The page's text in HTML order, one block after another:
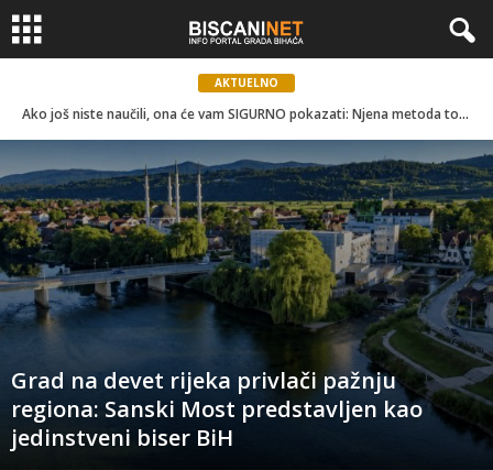
AKTUELNO
Ako još niste naučili, ona će vam SIGURNO pokazati: Njena metoda točenja GORIVA je izazvala HAOS na internetu!
Grad na devet rijeka privlači pažnju
regiona: Sanski Most predstavljen kao
jedinstveni biser BiH